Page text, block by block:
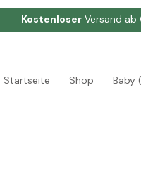
KostenloserVersand ab
Startseite Shop Baby